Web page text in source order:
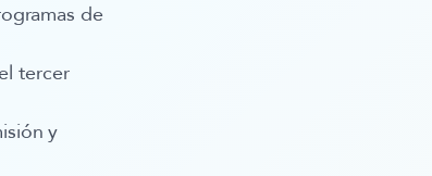
de
tercer
y